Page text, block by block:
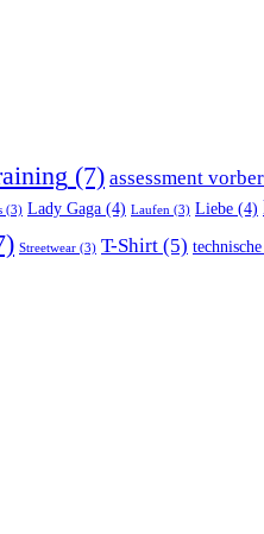
(7) assessment
(3) Lady Gaga (4) Laufen (3) Liebe (4)
Streetwear (3) T-Shirt (5)